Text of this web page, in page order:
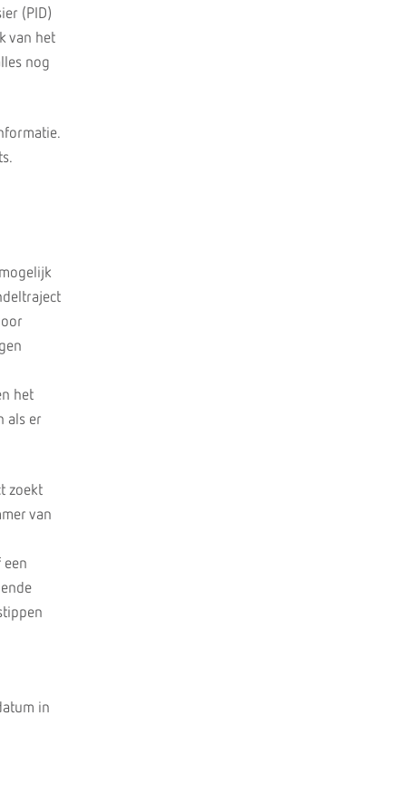
(PID)
van het
nog
het
als er
zoekt
van
een
in